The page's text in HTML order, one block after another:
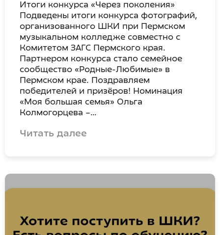
Итоги конкурса «Через поколения»
Подведены итоги конкурса фотографий,
организованного ШКИ при Пермском
музыкальном колледже совместно с
Комитетом ЗАГС Пермского края.
Партнером конкурса стало семейное
сообщество «Родные-Любимые» в
Пермском крае. Поздравляем
победителей и призёров! Номинация
«Моя большая семья» Ольга
Колмогорцева –…
Читать далее